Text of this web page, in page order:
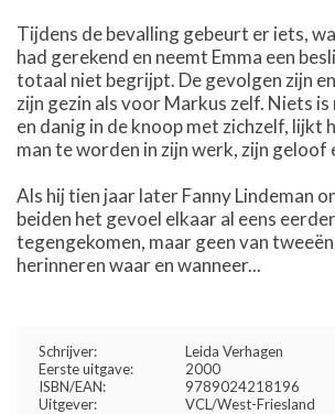
Tijdens de bevalling gebeurt er iets,
had gerekend en neemt Emma een
totaal niet begrijpt. De gevolgen zijn
zijn gezin als voor Markus zelf. Niets
en danig in de knoop met zichzelf, lijkt
man te worden in zijn werk, zijn geloof
Als hij tien jaar later Fanny Lindeman
beiden het gevoel elkaar al eens
tegengekomen, maar geen van
herinneren waar en wanneer...
Schrijver:
Leida Verhagen
Eerste uitgave:
2000
ISBN/EAN:
9789024218196
Uitgever:
VCL/West-Friesland